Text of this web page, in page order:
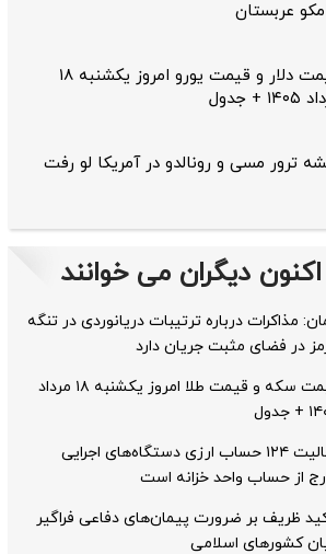
عربستان
قیمت دلار و قیمت یورو امروز یکشنبه ۱۸
+ جدول
ترور مسی و رونالدو در آمریکا لو رفت
دیگران می خوانند
مذاکرات درباره ترتیبات دریانوردی در تنگه
در فضای مثبت جریان دارد
قیمت سکه و قیمت طلا امروز یکشنبه ۱۸ مرداد
جدول
فعالیت ۱۲۴ حساب ارزی دستگاه‌های اجرایی
از حساب واحد خزانه است
ظریف بر ضرورت پیمان‌های دفاعی فراگیر
کشورهای اسلامی